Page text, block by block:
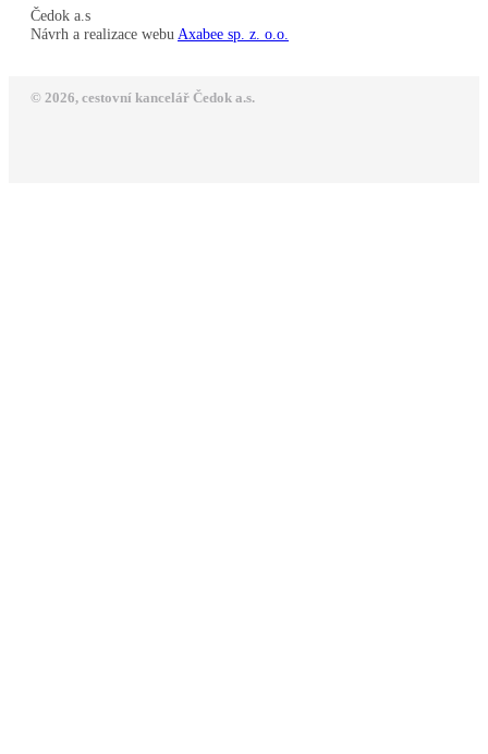
Čedok a.s
Návrh a realizace webu Axabee sp. z. o.o.
© 2026, cestovní kancelář Čedok a.s.